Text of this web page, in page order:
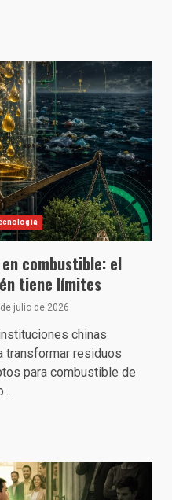
combustible: el
tiene límites
julio de 2026
chinas
transformar residuos
para combustible de